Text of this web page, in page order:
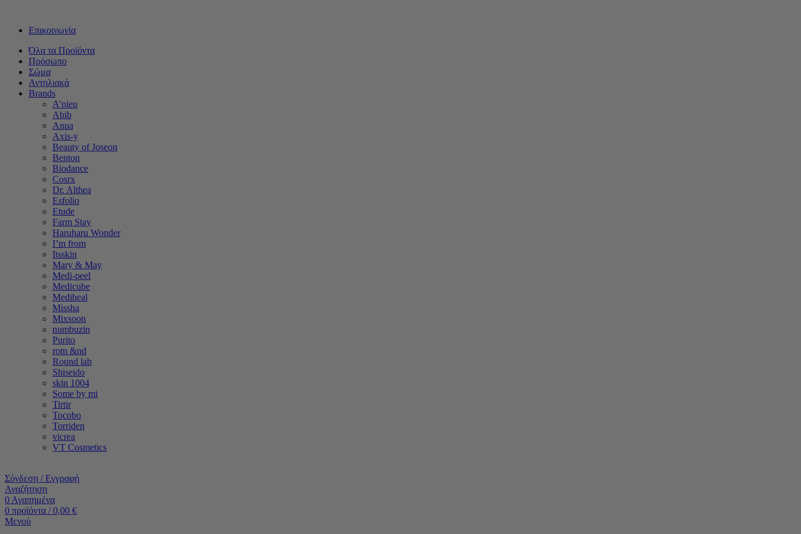
Επικοινωνία
Όλα τα Προϊόντα
Πρόσωπο
Σώμα
Αντηλιακά
Brands
A’pieu
Abib
Anua
Axis-y
Beauty of Joseon
Benton
Biodance
Cosrx
Dr. Althea
Esfolio
Etude
Farm Stay
Haruharu Wonder
I’m from
Itsskin
Mary & May
Medi-peel
Medicube
Mediheal
Missha
Mixsoon
numbuzin
Purito
rom &nd
Round lab
Shiseido
skin 1004
Some by mi
Tirtir
Tocobo
Torriden
vicrea
VT Cosmetics
Σύνδεση / Εγγραφή
Αναζήτηση
0 Αγαπημένα
0 προϊόντα / 0,00 €
Μενού